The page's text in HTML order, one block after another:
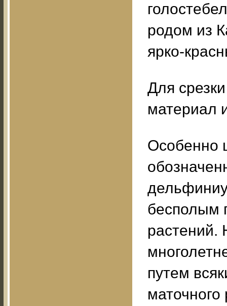
родом из
ярко-
Для
материал
Особенно
бесполым
растений.
путем